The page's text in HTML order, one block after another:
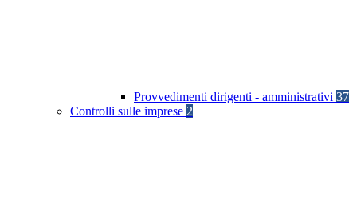
Provvedimenti dirigenti - amministrativi 37
Controlli sulle imprese 2